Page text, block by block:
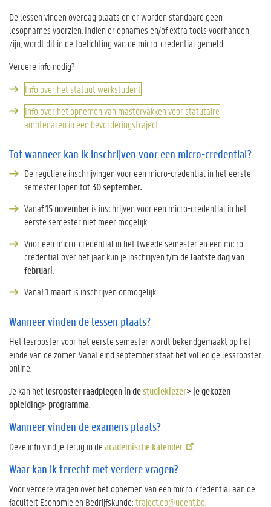
De lessen vinden overdag plaats en er worden standaard geen
lesopnames voorzien. Indien er opnames en/of extra tools voorhanden
zijn, wordt dit in de toelichting van de micro-credential gemeld.
Verdere info nodig?
Info over het statuut werkstudent
Info over het opnemen van mastervakken voor statutaire
ambtenaren in een bevorderingstraject.
Tot wanneer kan ik inschrijven voor een micro-credential?
De reguliere inschrijvingen voor een micro-credential in het eerste
semester lopen tot30 september.
Vanaf15 novemberis inschrijven voor een micro-credential in het
eerste semester niet meer mogelijk.
Voor een micro-credential in het tweede semester en een micro-
credential over het jaar kun je inschrijven t/m de laatste dag van
februari.
Vanaf1 maartis inschrijven onmogelijk.
Wanneer vinden de lessen plaats?
Het lesrooster voor het eerste semester wordt bekendgemaakt op het
einde van de zomer. Vanaf eind september staat het volledige lessrooster
online.
Je kan hetlesrooster raadplegen in destudiekiezer> je gekozen
opleiding> programma
Wanneer vinden de examens plaats?
Deze info vind je terug in deacademische kalender
Waar kan ik terecht met verdere vragen?
Voor verdere vragen over het opnemen van een micro-credential aan de
faculteit Economie en Bedrijfskunde:traject.eb@ugent.be.